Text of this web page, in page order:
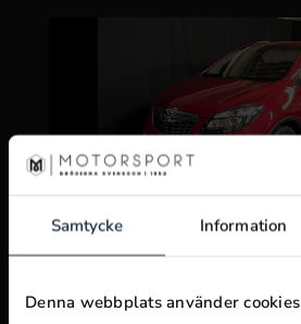
Samtycke Information
Denna webbplats använder cookies